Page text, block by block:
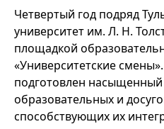
Четвертый год подряд
университет им. Л. Н.
площадкой
«Университетские
подготовлен насыщенный
образовательных и
способствующих их